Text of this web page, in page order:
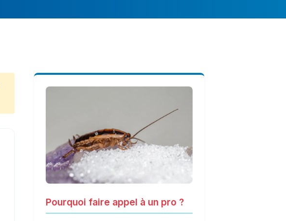
Pourquoi faire appel à un pro ?